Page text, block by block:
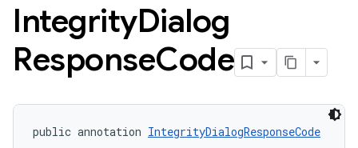
IntegrityDialog
ResponseCode
public annotation IntegrityDialogResponseCode